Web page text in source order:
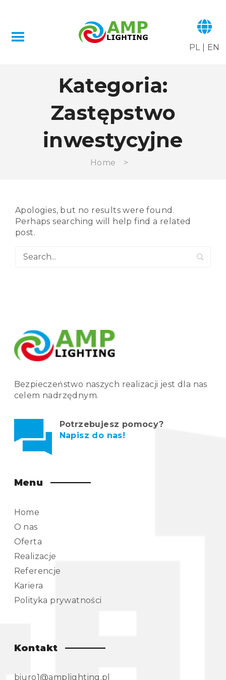
PL EN
Kategoria:
Zastępstwo
inwestycyjne
Home >
Apologies, but no results were found.
Perhaps searching will help find a related
post.
Bezpieczeństwo naszych realizacji jest dla nas
celem nadrzędnym.
Potrzebujesz pomocy?
Napisz do nas!
Menu
Home
O nas
Oferta
Realizacje
Referencje
Kariera
Polityka prywatności
Kontakt
biuro1@amplighting.pl